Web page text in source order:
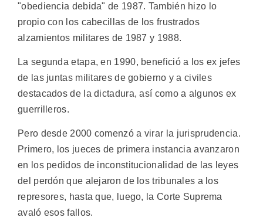
"obediencia debida" de 1987. También hizo lo
propio con los cabecillas de los frustrados
alzamientos militares de 1987 y 1988.
La segunda etapa, en 1990, benefició a los ex jefes
de las juntas militares de gobierno y a civiles
destacados de la dictadura, así como a algunos ex
guerrilleros.
Pero desde 2000 comenzó a virar la jurisprudencia.
Primero, los jueces de primera instancia avanzaron
en los pedidos de inconstitucionalidad de las leyes
del perdón que alejaron de los tribunales a los
represores, hasta que, luego, la Corte Suprema
avaló esos fallos.